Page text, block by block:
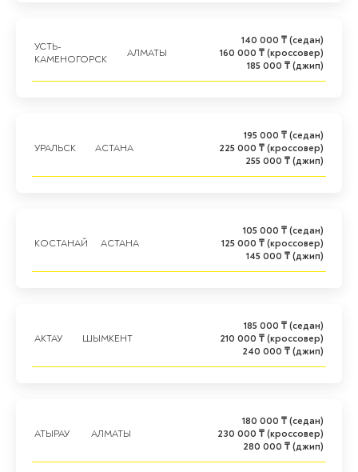
УСТЬ-
КАМЕНОГОРСК
АЛМАТЫ
140 000 ₸ (седан)
160 000 ₸ (кроссовер)
185 000 ₸ (джип)
УРАЛЬСК АСТАНА
195 000 ₸ (седан)
225 000 ₸ (кроссовер)
255 000 ₸ (джип)
КОСТАНАЙ АСТАНА
105 000 ₸ (седан)
125 000 ₸ (кроссовер)
145 000 ₸ (джип)
АКТАУ ШЫМКЕНТ
185 000 ₸ (седан)
210 000 ₸ (кроссовер)
240 000 ₸ (джип)
АТЫРАУ АЛМАТЫ
180 000 ₸ (седан)
230 000 ₸ (кроссовер)
280 000 ₸ (джип)